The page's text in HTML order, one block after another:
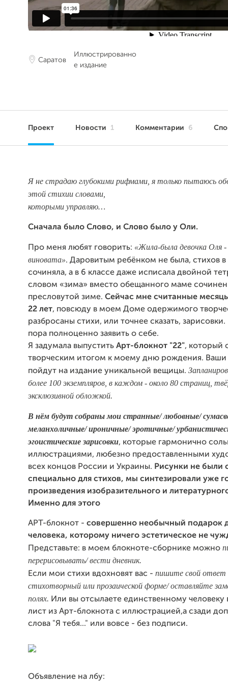
Саратов
Иллюстрированно
е издание
Проект Новости 1 Комментарии 6
Я не страдаю глубокими рифмами, я только пытаюсь
этой стихии словами,
которыми управляю…
Сначала было Слово, и Слово было у Оли.
Про меня любят говорить: «Жила-была девочка Оля
виновата». Даровитым ребёнком не была, стихов в
сочиняла, а в 6 классе даже исписала двойной
словом «зима» вместо обещанного маме
пресловутой зиме. Сейчас мне считанные
22 лет, повсюду в моем Доме одержимого
разбросаны стихи, или точнее сказать,
пора полноценно заявить о себе.
Я задумала выпустить Арт-блокнот "22", который
творческим итогом к моему дню рождения. Ваши
пойдут на издание уникальной вещицы.
более 100 экземпляров, в каждом - около 80 страниц,
эксклюзивной обложкой.
В нём будут собраны мои странные/ любовные/
меланхоличные/ ироничные/ эротичные/
эгоистические зарисовки, которые гармонично
иллюстрациями, любезно предоставленными
всех концов России и Украины. Рисунки не были
специально для стихов, мы синтезировали уже
произведения изобразительного и
Именно для этого
АРТ-блокнот - совершенно необычный подарок
человека, которому ничего эстетическое не
Представьте: в моем блокноте-сборнике можно
перерисовывать/ вести дневник.
Если мои стихи вдохновят вас - пишите свой ответ
стихотворный или прозаической форме/ оставляйте
полях. Или вы отсылаете единственному человеку
лист из Арт-блокнота с иллюстрацией,а сзади
слова "Я тебя..." или вовсе - без подписи.
Объявление на лбу: